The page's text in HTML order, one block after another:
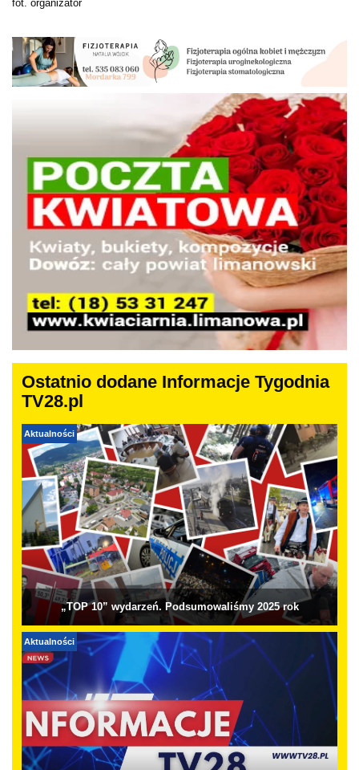
fot. organizator
Ostatnio dodane Informacje Tygodnia
TV28.pl
Aktualności
„TOP 10” wydarzeń. Podsumowaliśmy 2025 rok
Aktualności